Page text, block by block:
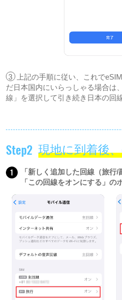
3
上記の手順に従い、これで
だ日本国内にいらっしゃる場合は
線」を選択して引き続き日本の回
Step2 現地に到着後
1
「新しく追加した回線（旅行/
「この回線をオンにする」の